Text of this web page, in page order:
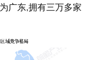
广东,拥有三万多家